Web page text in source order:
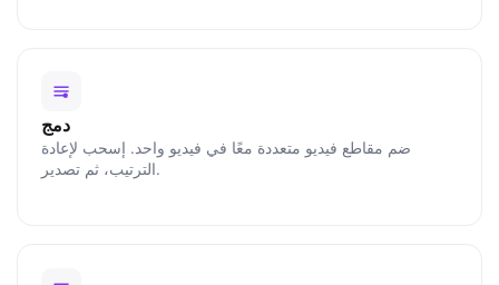
دمج
ضم مقاطع فيديو متعددة معًا في فيديو واحد. إسحب لإعادة
الترتيب، ثم تصدير.